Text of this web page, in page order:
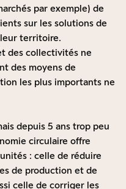
par exemple) de
sur les solutions de
territoire.
des collectivités ne
des moyens de
les plus importants ne
depuis 5 ans trop peu
circulaire offre
: celle de réduire
de production et de
celle de corriger les